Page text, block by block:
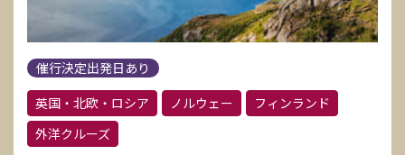
催行決定出発日あり
英国・北欧・ロシア
ノルウェー
フィンランド
外洋クルーズ